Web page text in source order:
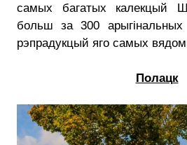
самых багатых калекцый
больш за 300 арыгінальных
рэпрадукцый яго самых
Полацк